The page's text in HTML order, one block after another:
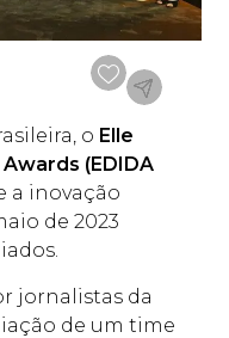
o Elle
(EDIDA
a inovação
de 2023
jornalistas da
de um time